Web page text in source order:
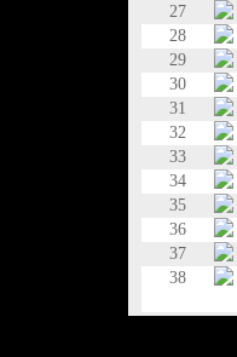
27
28
29
30
31
32
33
34
35
36
37
38